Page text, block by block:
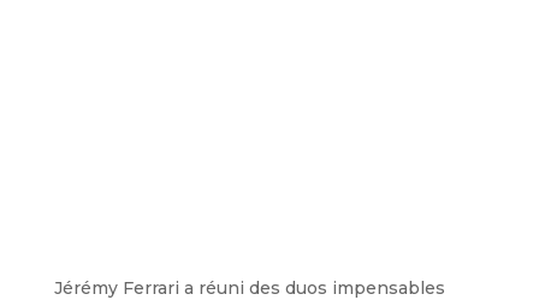
Jérémy Ferrari a réuni des duos impensables